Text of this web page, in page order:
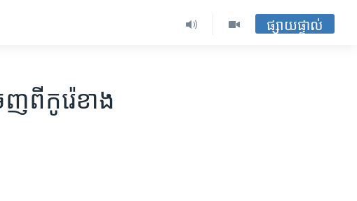
ផ្សាយផ្ទាល់
ពី​កូរ៉េខាង​